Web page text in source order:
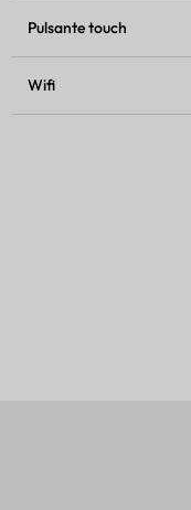
Pulsante touch
Wifi